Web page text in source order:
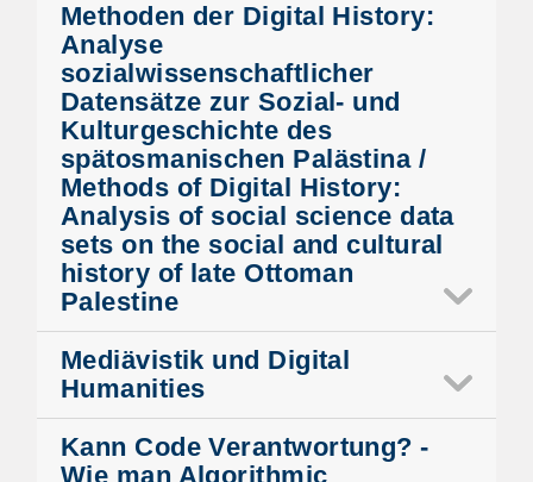
Methoden der Digital History:
Analyse
sozialwissenschaftlicher
Datensätze zur Sozial- und
Kulturgeschichte des
spätosmanischen Palästina /
Methods of Digital History:
Analysis of social science data
sets on the social and cultural
history of late Ottoman
Palestine
Mediävistik und Digital
Humanities
Kann Code Verantwortung? -
Wie man Algorithmic